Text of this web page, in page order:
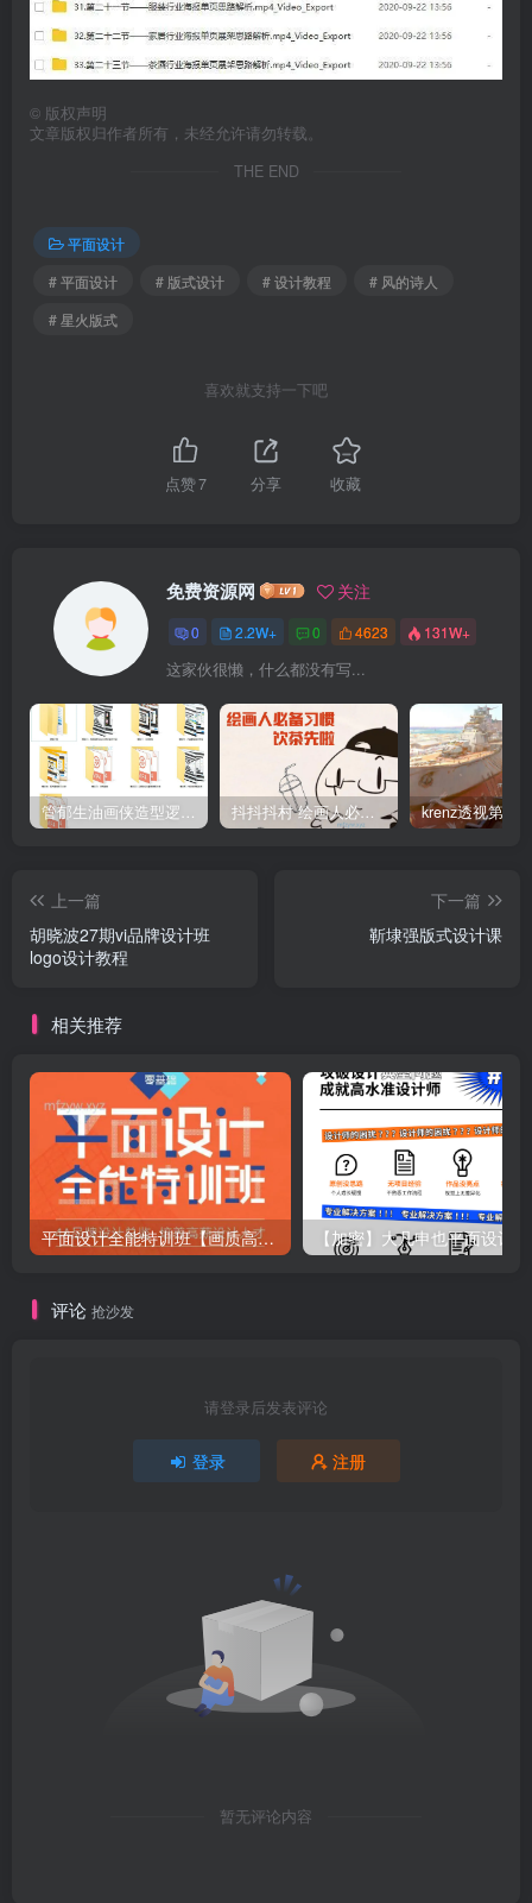
© 版权声明
文章版权归作者所有，未经允许请勿转载。
THE END
平面设计
# 平面设计
# 版式设计 # 设计教程
# 风的诗人
# 星火版式
喜欢就支持一下吧
点赞7 分享 收藏
免费资源网 关注
0 2.2W+ 0 4623 131W+
这家伙很懒，什么都没有写...
抖抖抖村 绘画人必备习惯2020【画质不错】
上一篇
胡晓波27期vi品牌设计班
logo设计教程
下一篇
靳埭强版式设计课
相关推荐
平面设计全能特训班【画质高清】
评论 抢沙发
请登录后发表评论
登录 注册
暂无评论内容